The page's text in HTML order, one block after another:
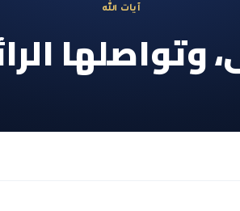
آيات الله
وتواصلها